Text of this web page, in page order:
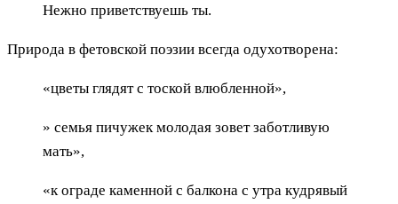
Нежно приветствуешь ты.
Природа в фетовской поэзии всегда одухотворена:
«цветы глядят с тоской влюбленной»,
» семья пичужек молодая зовет заботливую
мать»,
«к ограде каменной с балкона с утра кудрявый